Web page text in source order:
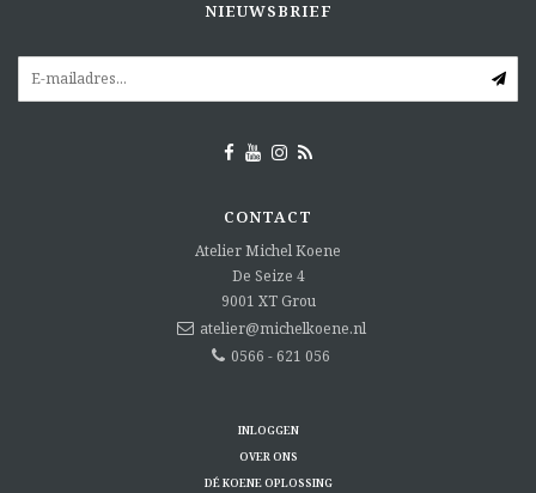
NIEUWSBRIEF
CONTACT
Atelier Michel Koene
De Seize 4
9001 XT Grou
atelier@michelkoene.nl
0566 - 621 056
INLOGGEN
OVER ONS
DÉ KOENE OPLOSSING